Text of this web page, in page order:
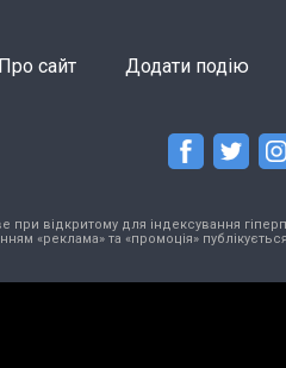
Про сайт Додати подію
відкритому для індексування
«реклама» та «промоція»